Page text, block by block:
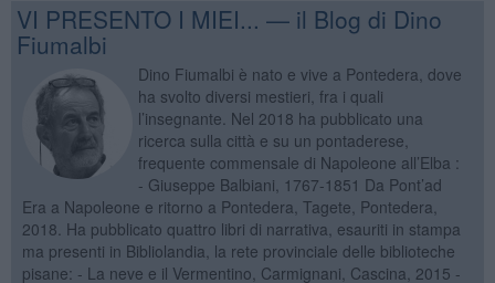
VI PRESENTO I MIEI... — il Blog di Dino
Fiumalbi
Dino Fiumalbi è nato e vive a Pontedera, dove
ha svolto diversi mestieri, fra i quali
l’insegnante. Nel 2018 ha pubblicato una
ricerca sulla città e su un pontaderese,
frequente commensale di Napoleone all’Elba :
- Giuseppe Balbiani, 1767-1851 Da Pont’ad
Era a Napoleone e ritorno a Pontedera, Tagete, Pontedera,
2018. Ha pubblicato quattro libri di narrativa, esauriti in stampa
ma presenti in Bibliolandia, la rete provinciale delle biblioteche
pisane: - La neve e il Vermentino, Carmignani, Cascina, 2015 -